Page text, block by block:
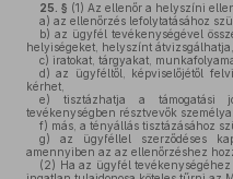
25. § (1) Az ellenőr a helyszíni
a) az ellenőrzés lefolytatásához
b) az ügyfél tevékenységével
helyiségeket, helyszínt átvizsgálhatja,
c) iratokat, tárgyakat,
d) az ügyféltől, képviselőjétől
kérhet,
e) tisztázhatja a támogatási
tevékenységben résztvevők
f) más, a tényállás tisztázásához
g) az ügyféllel szerződéses
amennyiben az az ellenőrzéshez
(2) Ha az ügyfél